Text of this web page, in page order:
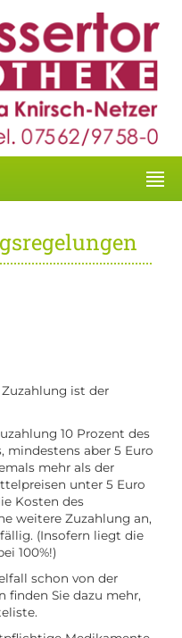
ist der
10 Prozent des
mindestens aber 5 Euro
mehr als der
unter 5 Euro
Kosten des
weitere Zuzahlung an,
(Insofern liegt die
100%!)
schon von der
finden Sie dazu mehr,